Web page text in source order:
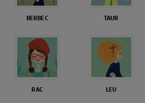
BERBEC TAUR
RAC LEU